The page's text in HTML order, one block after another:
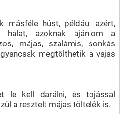
másféle húst, például azért,
azoknak ajánlom a
májas, szalámis, sonkás
megtölthetik a vajas
le kell darálni, és tojással
a resztelt májas töltelék is.